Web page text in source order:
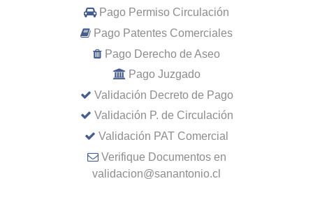
Pago Permiso Circulación
Pago Patentes Comerciales
Pago Derecho de Aseo
Pago Juzgado
Validación Decreto de Pago
Validación P. de Circulación
Validación PAT Comercial
Verifique Documentos en
validacion@sanantonio.cl